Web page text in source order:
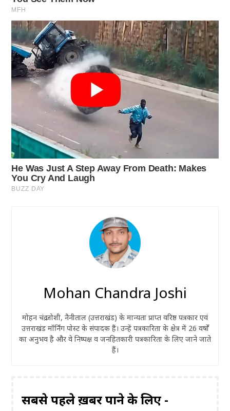
Mohan Chandra Joshi
मोहन चंद्र जोशी, नैनीताल (उत्तराखंड) के मान्यता प्राप्त वरिष्ठ पत्रकार एवं
उत्तराखंड मॉर्निंग पोस्ट के संपादक हैं। उन्हें पत्रकारिता के क्षेत्र में 26 वर्षों
का अनुभव है और वे निष्पक्ष व जनहितकारी पत्रकारिता के लिए जाने जाते
हैं।
सबसे पहले ख़बरें पाने के लिए -